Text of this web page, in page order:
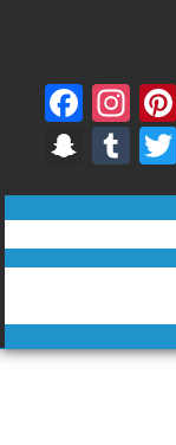
F
ac
e
b
o
k
In
st
a
gr
a
S
n
a
p
h
at
T
u
m
bl